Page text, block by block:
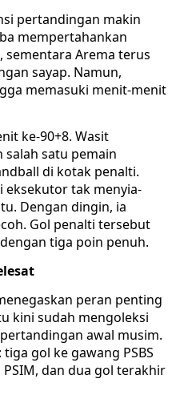
pertandingan makin
mempertahankan
sementara Arema terus
sayap. Namun,
memasuki menit-menit
ke-90+8. Wasit
satu pemain
di kotak penalti.
eksekutor tak menyia-
Dengan dingin, ia
Gol penalti tersebut
tiga poin penuh.
peran penting
kini sudah mengoleksi
awal musim.
gol ke gawang PSBS
dan dua gol terakhir